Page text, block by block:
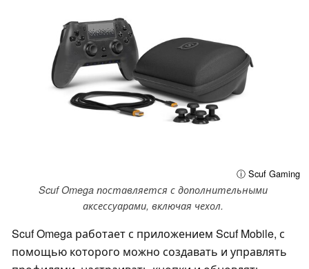
ⓘ Scuf Gaming
Scuf Omega поставляется с дополнительными
аксессуарами, включая чехол.
Scuf Omega работает с приложением Scuf Mobile, с
помощью которого можно создавать и управлять